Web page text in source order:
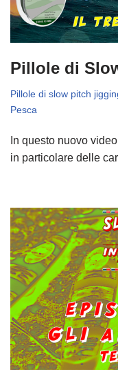
Pillole di
Pillole di slow pitch
Pesca
In questo nuovo
in particolare delle